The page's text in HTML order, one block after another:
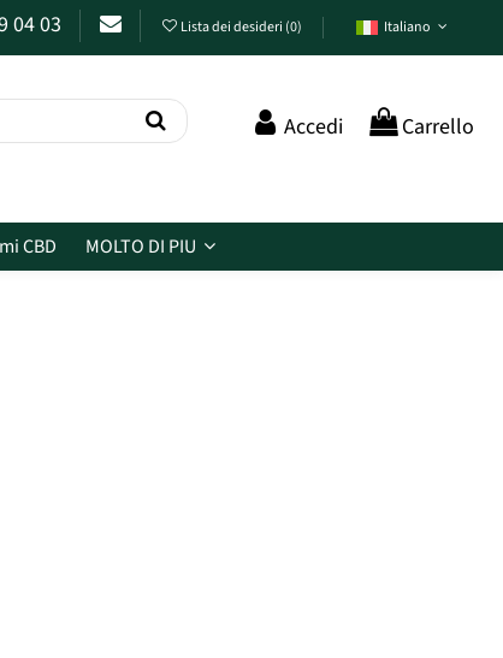
04 03 Lista dei desideri (0) Italiano
Accedi Carrello
CBD MOLTO DI PIU